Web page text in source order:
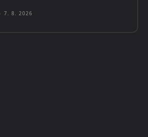
7. 8. 2026